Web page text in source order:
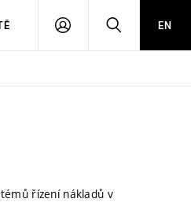
PŘIHLÁSIT HLEDATEN
řízení nákladů v